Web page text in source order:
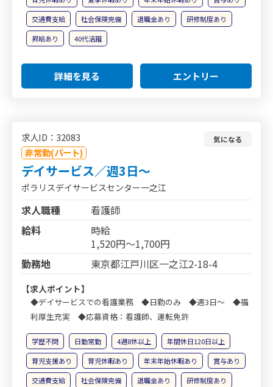
交通費支給
社会保険完備 退職金あり
研修制度あり
昇給あり
40代活躍
詳細を見る エントリー
求人ID：32083
非常勤(パート)
気になる
デイサービス／週3日～
ポラリスデイサービスセンター一之江
求人職種
看護師
給料
時給
1,520円～1,700円
勤務地
東京都江戸川区一之江2-18-4
【求人ポイント】
◆デイサービスでの看護業務 ◆日勤のみ ◆週3日～ ◆福
利厚生充実 ◆応募資格：看護師、運転免許
学歴不問 日勤常勤 4週8休以上
年間休日120日以上
育児支援あり
育児休暇あり 年末年始休暇あり
賞与あり
交通費支給
社会保険完備 退職金あり
研修制度あり